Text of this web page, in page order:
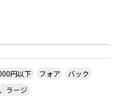
円以下 フォア
バック
ラージ